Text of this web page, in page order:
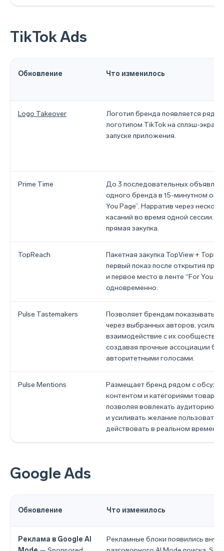
TikTok Ads
Обновление Что изменилось
Logo Takeover
Логотип бренда появляется
логотипом TikTok на сплэш-экране
запуске приложения.
Prime Time
До 3 последовательных
одного бренда в 15-минутном
You Page”. Нарратив через
касаний во время одной сессии.
прямая закупка.
TopReach
Пакетная закупка TopView +
первый показ после открытия
и первое место в ленте “For You
одновременно.
Pulse Tastemakers
Позволяет брендам показывать
через выбранных авторов,
взаимодействие с их
создавая прочные ассоциации
авторитетными голосами.
Pulse Mentions
Размещает бренд рядом с
контентом и категориями товаров,
позволяя вовлекать аудиторию в
и усиливать желание
действовать в реальном времени.
Google Ads
Обновление Что изменилось
Реклама в Google AI
Рекламные блоки появились